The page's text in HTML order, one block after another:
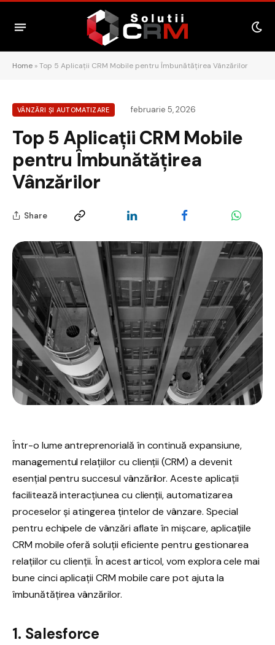
Home »Top 5 Aplicații CRM Mobile pentru Îmbunătățirea Vânzărilor
VÂNZĂRI ȘI AUTOMATIZARE februarie 5, 2026
Top 5 Aplicații CRM Mobile
pentru Îmbunătățirea
Vânzărilor
Share
Într-o lume antreprenorială în continuă expansiune,
managementul relațiilor cu clienții (CRM) a devenit
esențial pentru succesul vânzărilor. Aceste aplicații
facilitează interacțiunea cu clienții, automatizarea
proceselor și atingerea țintelor de vânzare. Special
pentru echipele de vânzări aflate în mișcare, aplicațiile
CRM mobile oferă soluții eficiente pentru gestionarea
relațiilor cu clienții. În acest articol, vom explora cele mai
bune cinci aplicații CRM mobile care pot ajuta la
îmbunătățirea vânzărilor.
1. Salesforce